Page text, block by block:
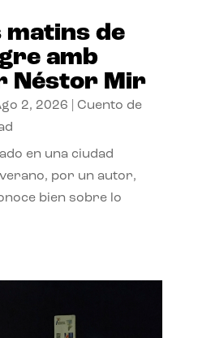
matins de
amb
Néstor Mir
2, 2026
Cuento de
en una ciudad
por un autor,
bien sobre lo